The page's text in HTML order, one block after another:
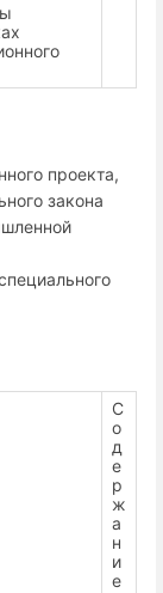
проекта,
закона
С
о
д
е
р
ж
а
н
и
е